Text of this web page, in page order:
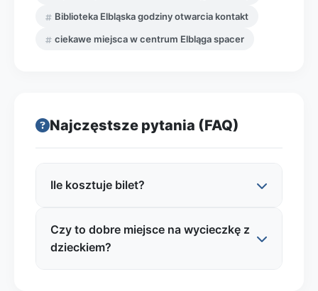
Biblioteka Elbląska godziny otwarcia kontakt
ciekawe miejsca w centrum Elbląga spacer
Najczęstsze pytania (FAQ)
Ile kosztuje bilet?
Najczęściej wstęp do biblioteki jako
instytucji jest bezpłatny, natomiast płatne
Czy to dobre miejsce na wycieczkę z
dzieckiem?